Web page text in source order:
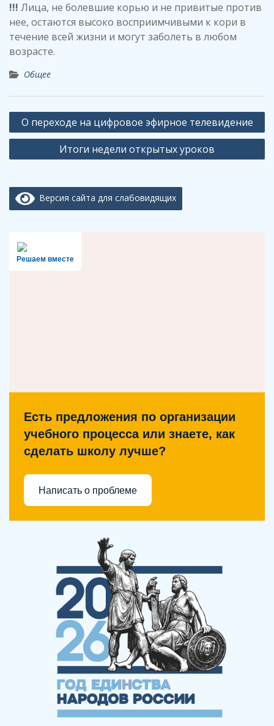
!!! Лица, не болевшие корью и не привитые против
нее, остаются высоко восприимчивыми к кори в
течение всей жизни и могут заболеть в любом
возрасте.
Общее
Навигация
по
О переходе на цифровое эфирное телевидение
Итоги недели открытых уроков
Версия сайта для слабовидящих
Решаем вместе
Есть предложения по организации
учебного процесса или знаете, как
сделать школу лучше?
Написать о проблеме